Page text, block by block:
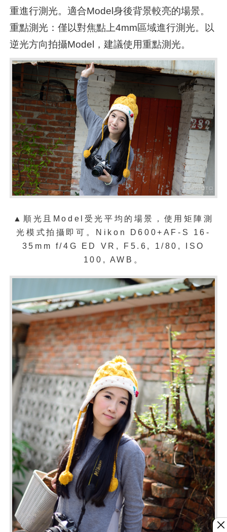
重進行測光。適合Model身後背景較亮的場景。
重點測光：僅以對焦點上4mm區域進行測光。以
逆光方向拍攝Model，建議使用重點測光。
▲順光且Model受光平均的場景，使用矩陣測
光 模式拍攝即可。
Nikon D600+AF-S 16-
35mm f/4G ED VR, F5.6, 1/80, ISO
100, AWB。